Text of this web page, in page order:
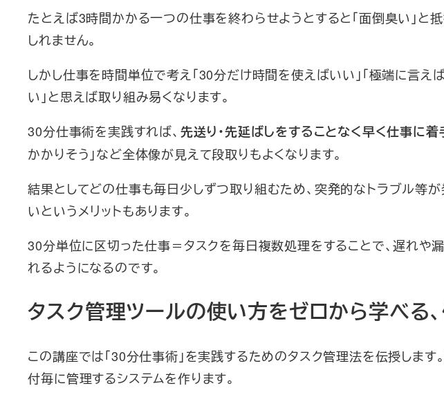
たとえば3時間かかる一つの仕事を終わらせようとすると「面倒臭い」と
しれません。
しかし仕事を時間単位で考え「30分だけ時間を使えばいい」「極端に言
い」と思えば取り組み易くなります。
30分仕事術を実践すれば、 先送り・先延ばしをすることなく早く仕事に着
かかりそう」など全体像が見えて段取りもよくなります。
結果としてどの仕事も毎日少しずつ取り組むため、突発的なトラブル等
いというメリットもあります。
30分単位に区切った仕事＝タスクを毎日複数処理をすることで、遅れや
れるようになるのです。
タスク管理ツールの使い方をゼロから学べる
この講座では「30分仕事術」を実践するためのタスク管理法を伝授します
付毎に管理するシステムを作ります。